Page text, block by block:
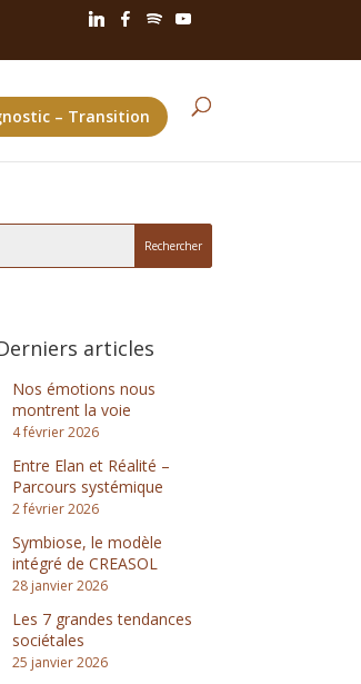
– Transition
articles
Nos émotions nous
montrent la voie
4 février 2026
Entre Elan et Réalité –
Parcours systémique
2 février 2026
Symbiose, le modèle
intégré de CREASOL
28 janvier 2026
Les 7 grandes tendances
sociétales
25 janvier 2026